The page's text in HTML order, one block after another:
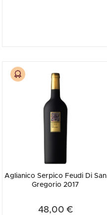
Aglianico Serpico Feudi Di San
Gregorio 2017
48,00 €